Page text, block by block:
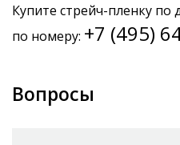
Купите стрейч-пленку по
по номеру: +7 (495)
Вопросы